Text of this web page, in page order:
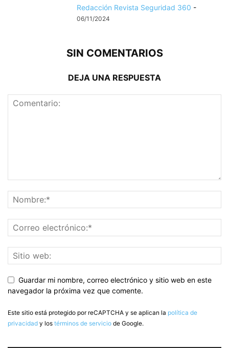
Redacción Revista Seguridad 360 -
06/11/2024
SIN COMENTARIOS
DEJA UNA RESPUESTA
Guardar mi nombre, correo electrónico y sitio web en este
navegador la próxima vez que comente.
Este sitio está protegido por reCAPTCHA y se aplican la política de
privacidad y los términos de servicio de Google.